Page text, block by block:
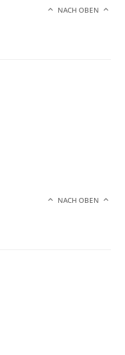
NACH OBEN
NACH OBEN